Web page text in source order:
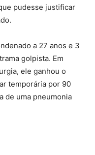
pudesse justificar
a 27 anos e 3
golpista. Em
ele ganhou o
temporária por 90
de uma pneumonia